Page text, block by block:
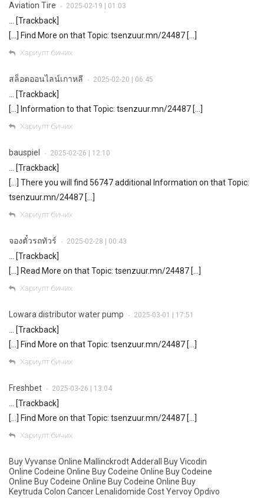
Aviation Tire • 2025-02-19 | 01:03
… [Trackback]
[…] Find More on that Topic: tsenzuur.mn/24487 […]
Хариулт бичих
สล็อตออนไลน์เกาหลี • 2025-02-20 | 06:45
… [Trackback]
[…] Information to that Topic: tsenzuur.mn/24487 […]
Хариулт бичих
bauspiel • 2025-02-26 | 12:10
… [Trackback]
[…] There you will find 56747 additional Information on that Topic:
tsenzuur.mn/24487 […]
Хариулт бичих
จองตั๋วรถทัวร์ • 2025-02-28 | 00:43
… [Trackback]
[…] Read More on that Topic: tsenzuur.mn/24487 […]
Хариулт бичих
Lowara distributor water pump • 2025-03-01 | 17:51
… [Trackback]
[…] Find More on that Topic: tsenzuur.mn/24487 […]
Хариулт бичих
Freshbet • 2025-03-26 | 13:04
… [Trackback]
[…] Find More on that Topic: tsenzuur.mn/24487 […]
Хариулт бичих
Buy Vyvanse Online Mallinckrodt Adderall Buy Vicodin
Online Codeine Online Buy Codeine Online Buy Codeine
Online Buy Codeine Online Buy Codeine Online Buy
Keytruda Colon Cancer Lenalidomide Cost Yervoy Opdivo